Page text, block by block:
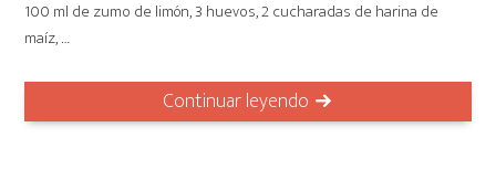
100 ml de zumo de limón, 3 huevos, 2 cucharadas de harina de
maíz, …
Continuar leyendo